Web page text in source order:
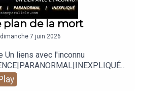
plan de la mort
dimanche 7 juin 2026
Un liens avec l'inconnu
Lauzé, SteveZ
zoneparallele